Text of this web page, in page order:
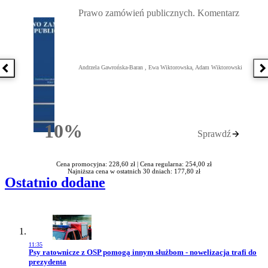
Poprzednia książka
10%Rabatu
Prawo zamówień publicznych. Komentarz
Andrzela Gawrońska-Baran , Ewa Wiktorowska, Adam Wiktorowski
Sprawdź
Cena promocyjna: 228,60 zł | Cena regularna: 254,00 zł
Najniższa cena w ostatnich 30 dniach: 177,80 zł
Ostatnio dodane
11:35
Przejdź do artykułu:
Psy ratownicze z OSP pomogą innym służbom - nowelizacja trafi do
prezydenta